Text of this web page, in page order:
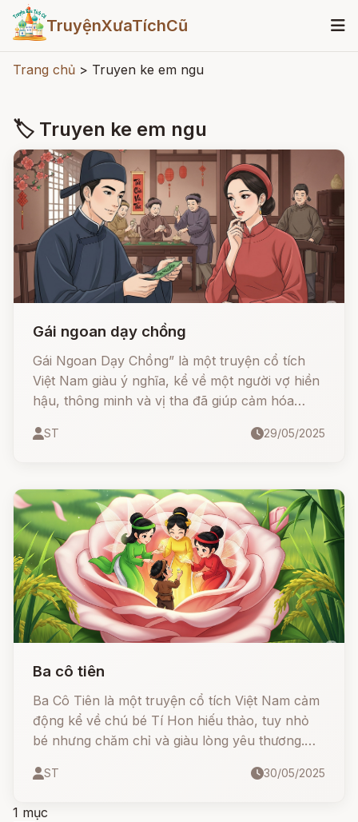
TruyệnXưaTíchCũ
Trang chủ > Truyen ke em ngu
🏷 Truyen ke em ngu
Gái ngoan dạy chồng
Gái Ngoan Dạy Chồng” là một truyện cổ tích
Việt Nam giàu ý nghĩa, kể về một người vợ hiền
hậu, thông minh và vị tha đã giúp cảm hóa
không chỉ ca ngợi đức hạnh người phụ nữ mà
ST 29/05/2025
Ba cô tiên
Ba Cô Tiên là một truyện cổ tích Việt Nam cảm
động kể về chú bé Tí Hon hiếu thảo, tuy nhỏ
bé nhưng chăm chỉ và giàu lòng yêu thương.
được ba cô tiên giúp đỡ, mang lại cuộc sống
ST 30/05/2025
1 mục